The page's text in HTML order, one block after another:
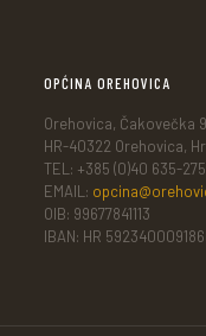
OPĆINA OREHOVICA
Orehovica, Čakovečka 9
HR-40322 Orehovica,
TEL: +385 (0)40 635-275
EMAIL:
OIB: 99677841113
IBAN: HR